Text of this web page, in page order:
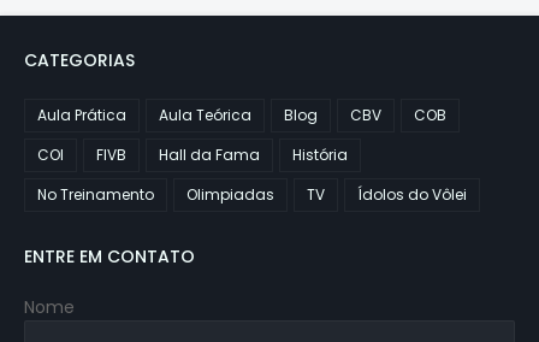
CATEGORIAS
Aula Prática Aula Teórica Blog CBV
COB
COI
FIVB Hall da Fama
História
No Treinamento
Olimpiadas TV Ídolos do Vôlei
ENTRE EM CONTATO
Nome